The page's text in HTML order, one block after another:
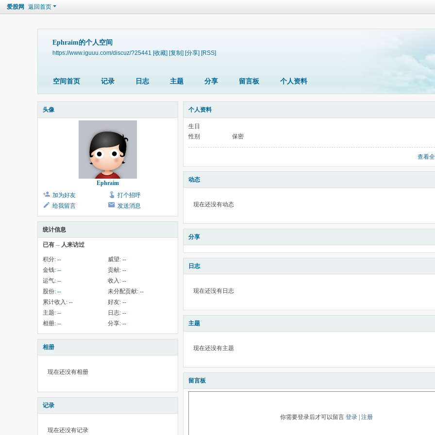
爱股网 返回首页
Ephraim的个人空间
https://www.iguuu.com/discuz/?25441 [收藏] [复制] [分享] [RSS]
空间首页 记录 日志 主题 分享 留言板 个人资料
头像
Ephraim
加为好友
打个招呼
给我留言
发送消息
统计信息
已有 -- 人来访过
积分: -- 威望: --
金钱: -- 贡献: --
运气: -- 收入: --
股份: -- 未分配贡献: --
累计收入: -- 好友: --
主题: -- 日志: --
相册: -- 分享: --
相册
现在还没有相册
记录
现在还没有记录
个人资料
生日
性别
保密
查看
动态
现在还没有动态
分享
日志
现在还没有日志
主题
现在还没有主题
留言板
你需要登录后才可以留言 登录| 注册